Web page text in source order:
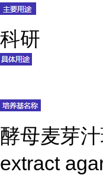
科研
酵母麦芽
extract